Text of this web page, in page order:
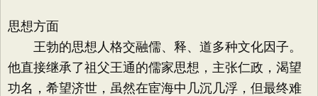
思想方面
王勃的思想人格交融儒、释、道多种文化因子。
他直接继承了祖父王通的儒家思想，主张仁政，渴望
功名，希望济世，虽然在宦海中几沉几浮，但最终难